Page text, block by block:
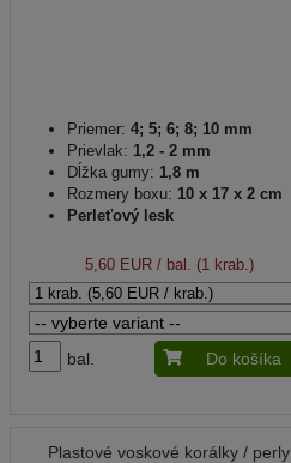
Priemer: 4; 5; 6; 8; 10 mm
Prievlak: 1,2 - 2 mm
Dĺžka gumy: 1,8 m
Rozmery boxu: 10 x 17 x 2 cm
Perleťový lesk
5,60 EUR/ bal. (1 krab.)
bal. Do košíka
Plastové voskové korálky / perly